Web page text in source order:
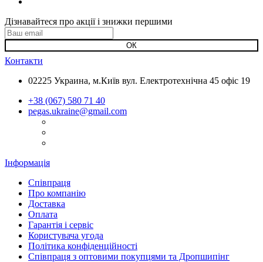
Дізнавайтеся про акції і знижки першими
Контакти
02225 Украина, м.Київ вул. Електротехнічна 45 офіс 19
+38 (067) 580 71 40
pegas.ukraine@gmail.com
Інформація
Співпраця
Про компанію
Доставка
Оплата
Гарантія і сервіс
Користувача угода
Політика конфіденційності
Співпраця з оптовими покупцями та Дропшипінг